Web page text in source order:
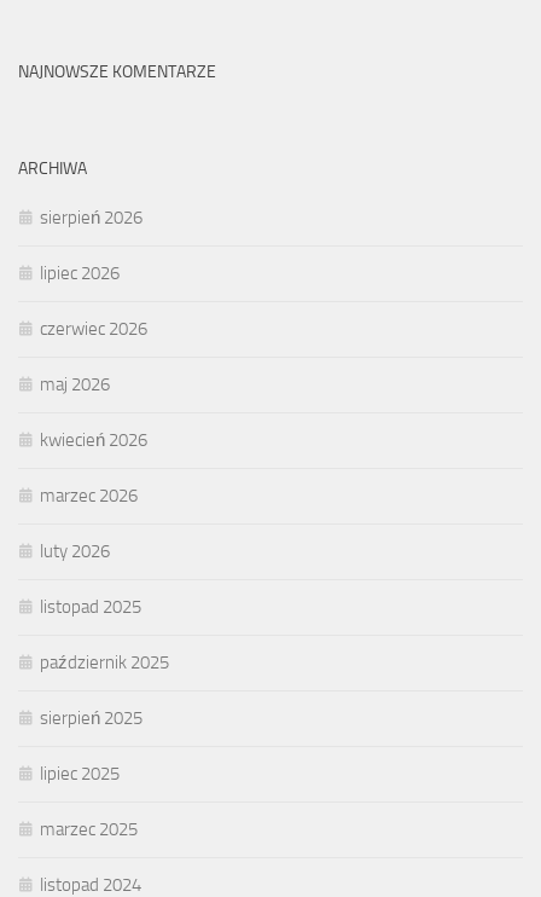
NAJNOWSZE KOMENTARZE
ARCHIWA
sierpień 2026
lipiec 2026
czerwiec 2026
maj 2026
kwiecień 2026
marzec 2026
luty 2026
listopad 2025
październik 2025
sierpień 2025
lipiec 2025
marzec 2025
listopad 2024